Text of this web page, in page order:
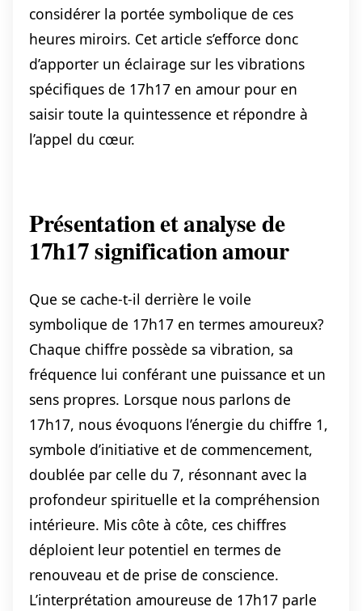
considérer la portée symbolique de ces
heures miroirs. Cet article s’efforce donc
d’apporter un éclairage sur les vibrations
spécifiques de 17h17 en amour pour en
saisir toute la quintessence et répondre à
l’appel du cœur.
Présentation et analyse de
17h17 signification amour
Que se cache-t-il derrière le voile
symbolique de 17h17 en termes amoureux?
Chaque chiffre possède sa vibration, sa
fréquence lui conférant une puissance et un
sens propres. Lorsque nous parlons de
17h17, nous évoquons l’énergie du chiffre 1,
symbole d’initiative et de commencement,
doublée par celle du 7, résonnant avec la
profondeur spirituelle et la compréhension
intérieure. Mis côte à côte, ces chiffres
déploient leur potentiel en termes de
renouveau et de prise de conscience.
L’interprétation amoureuse de 17h17 parle